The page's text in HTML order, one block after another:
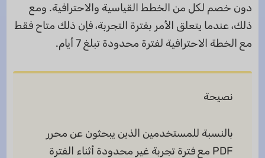
دون خصم لكل من الخطط القياسية والاحترافية. ومع
ذلك، عندما يتعلق الأمر بفترة التجربة، فإن ذلك متاح فقط
مع الخطة الاحترافية لفترة محدودة تبلغ 7 أيام.
نصيحة
بالنسبة للمستخدمين الذين يبحثون عن محرر
PDF مع فترة تجربة غير محدودة أثناء الفترة